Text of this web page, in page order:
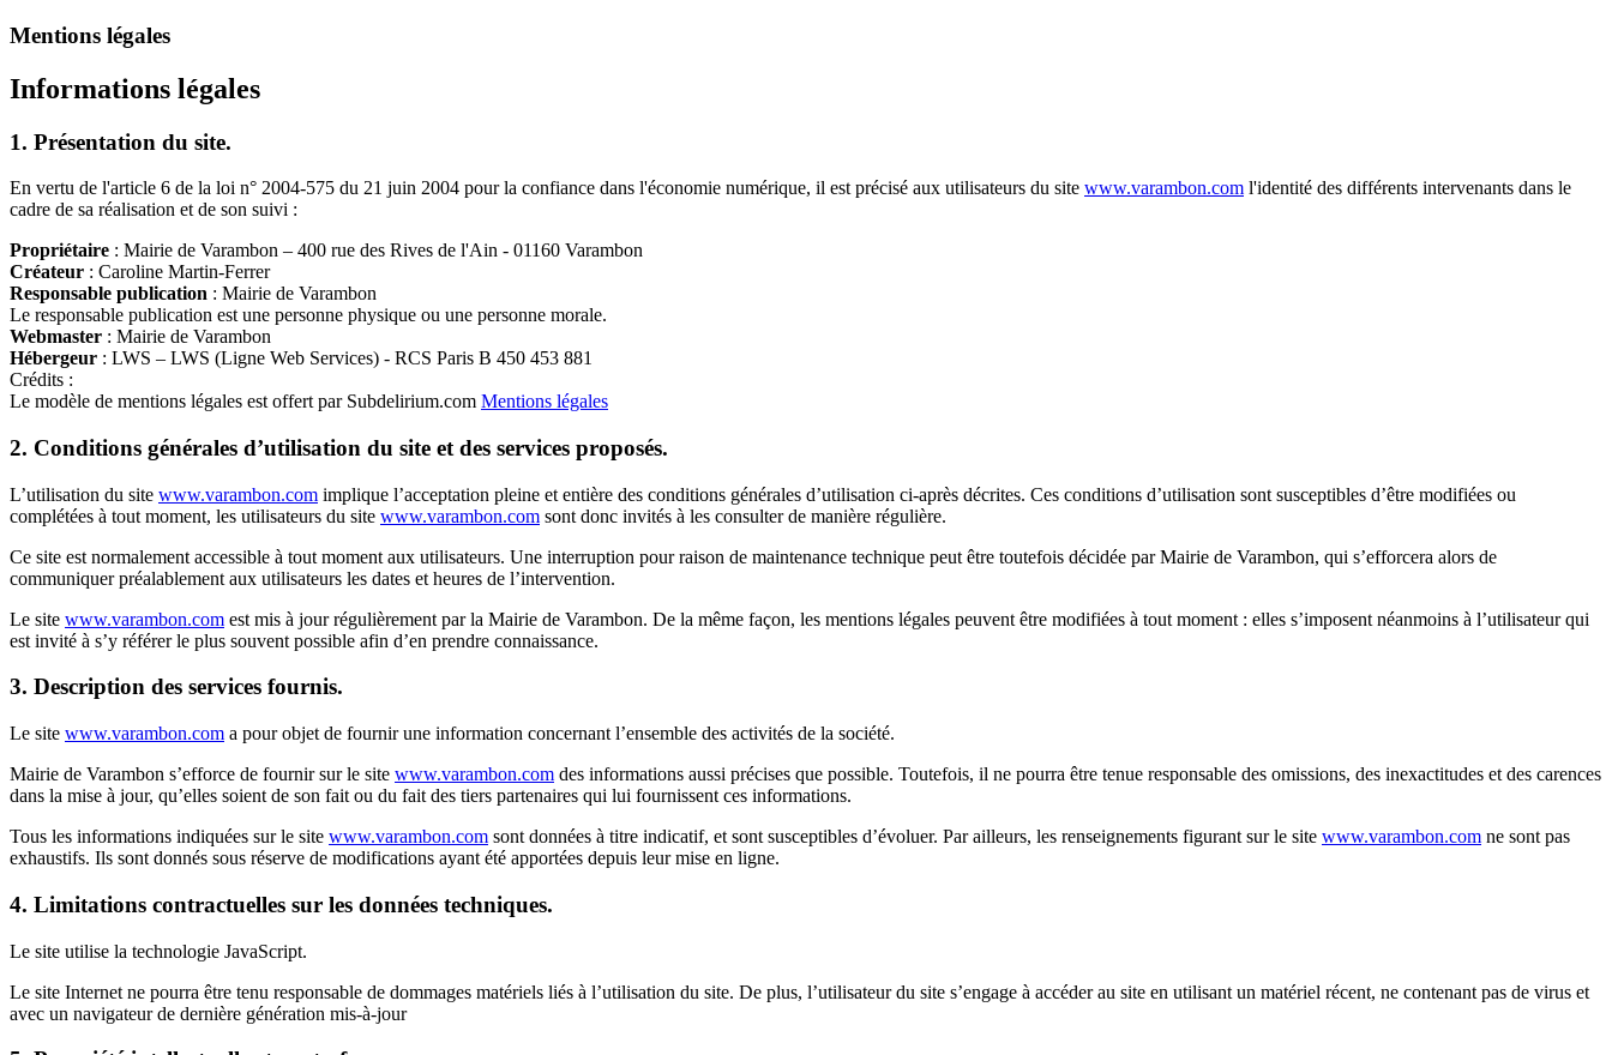
Mentions légales
Informations légales
1. Présentation du site.
En vertu de l'article 6 de la loi n° 2004-575 du 21 juin 2004 pour la confiance dans l'économie numérique, il est précisé aux utilisateurs du site www.varambon.com l'identité des différents intervenants dans le
cadre de sa réalisation et de son suivi :
Propriétaire : Mairie de Varambon – 400 rue des Rives de l'Ain - 01160 Varambon
Créateur : Caroline Martin-Ferrer
Responsable publication : Mairie de Varambon
Le responsable publication est une personne physique ou une personne morale.
Webmaster : Mairie de Varambon
Hébergeur : LWS – LWS (Ligne Web Services) - RCS Paris B 450 453 881
Crédits :
Le modèle de mentions légales est offert par Subdelirium.com Mentions légales
2. Conditions générales d’utilisation du site et des services proposés.
L’utilisation du site www.varambon.com implique l’acceptation pleine et entière des conditions générales d’utilisation ci-après décrites. Ces conditions d’utilisation sont susceptibles d’être modifiées ou
complétées à tout moment, les utilisateurs du site www.varambon.com sont donc invités à les consulter de manière régulière.
Ce site est normalement accessible à tout moment aux utilisateurs. Une interruption pour raison de maintenance technique peut être toutefois décidée par Mairie de Varambon, qui s’efforcera alors de
communiquer préalablement aux utilisateurs les dates et heures de l’intervention.
Le site www.varambon.com est mis à jour régulièrement par la Mairie de Varambon. De la même façon, les mentions légales peuvent être modifiées à tout moment : elles s’imposent néanmoins à l’utilisateur qui
est invité à s’y référer le plus souvent possible afin d’en prendre connaissance.
3. Description des services fournis.
Le site www.varambon.com a pour objet de fournir une information concernant l’ensemble des activités de la société.
Mairie de Varambon s’efforce de fournir sur le site www.varambon.com des informations aussi précises que possible. Toutefois, il ne pourra être tenue responsable des omissions, des inexactitudes et des carences
dans la mise à jour, qu’elles soient de son fait ou du fait des tiers partenaires qui lui fournissent ces informations.
Tous les informations indiquées sur le site www.varambon.com sont données à titre indicatif, et sont susceptibles d’évoluer. Par ailleurs, les renseignements figurant sur le site www.varambon.com ne sont pas
exhaustifs. Ils sont donnés sous réserve de modifications ayant été apportées depuis leur mise en ligne.
4. Limitations contractuelles sur les données techniques.
Le site utilise la technologie JavaScript.
Le site Internet ne pourra être tenu responsable de dommages matériels liés à l’utilisation du site. De plus, l’utilisateur du site s’engage à accéder au site en utilisant un matériel récent, ne contenant pas de virus et
avec un navigateur de dernière génération mis-à-jour